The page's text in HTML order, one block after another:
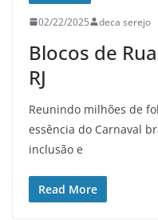
02/22/2025 deca serejo
Blocos de
RJ
Reunindo milhões de
essência do Carnaval
inclusão e
Read More